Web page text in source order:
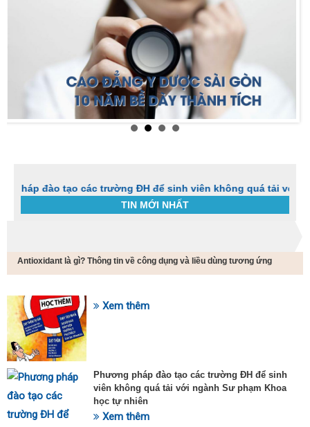
tạo các trường ĐH để sinh viên không quá tải với ngành
TIN MỚI NHẤT
Antioxidant là gì? Thông tin về công dụng và liều dùng tương ứng
SỰ KIỆN HOT Xem thêm
Phương pháp đào tạo các trường ĐH để sinh
viên không quá tải với ngành Sư phạm Khoa
học tự nhiên
Xem thêm